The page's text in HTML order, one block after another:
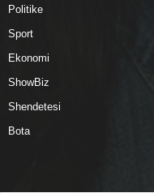
Politike
Sport
Ekonomi
ShowBiz
Shendetesi
Bota